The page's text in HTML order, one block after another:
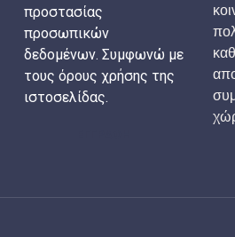
προστασίας
προσωπικών
δεδομένων. Συμφωνώ με
τους όρους χρήσης της
ιστοσελίδας.